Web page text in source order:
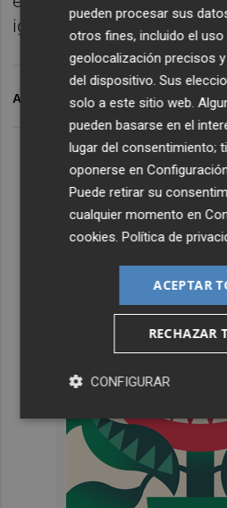
igualdad entre hombres
ARCHIVADO EN FALLAS
pueden procesar sus
otros fines, incluido el
geolocalización precisos
del dispositivo. Sus
solo a este sitio web.
pueden basarse en el
lugar del consentimiento;
oponerse en
Puede retirar su
cualquier momento en
cookies .Política de
ACEPTAR
RECHAZAR
CONFIGURAR